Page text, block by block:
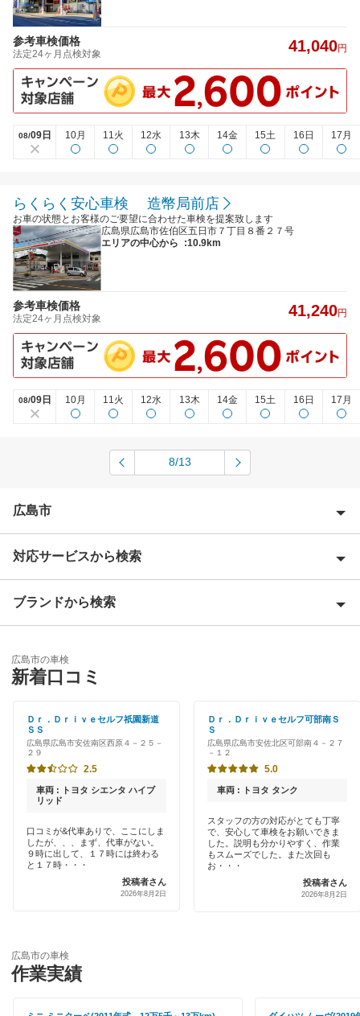
参考車検価格
法定24ヶ月点検対象 41,040円
08/09日 10月 11火 12水 13木 14金 15土 16日 17月
らくらく安心車検 造幣局前店
お車の状態とお客様のご要望に合わせた車検を提案致します
広島県広島市佐伯区五日市７丁目８番２７号
エリアの中心から
:10.9km
参考車検価格
法定24ヶ月点検対象 41,240円
08/09日 10月 11火 12水 13木 14金 15土 16日 17月
8/13
広島市
広島市安芸区
広島市安佐南区
広島市佐伯区
広島市中区
広島市西区
広島市東区
広島市南区
閉じる
対応サービスから検索
Award 受賞店
特典あり
クレジットカードOK
土日祝OK
代車あり
引取り・納車あり
輸入車OK
120分以内の車検
ブランドから検索
「車検の速太郎」
オートバックス
チャレンジ車検
車検のコバック
エネフリ車検
安心WE！車検
広島市の車検
新着口コミ
Ｄｒ．Ｄｒｉｖｅセルフ祇園新道
ＳＳ
広島県広島市安佐南区西原４－２５－
２９
2.5
車両 : トヨタ シエンタ ハイブ
リッド
口コミが&代車ありで、ここにしま
したが、、、まず、代車がない。
９時に出して、１７時には終わる
と１７時・・・
投稿者さん
2026年8月2日
Ｄｒ．Ｄｒｉｖｅセルフ可部南Ｓ
Ｓ
広島県広島市安佐北区可部南４－２７
－１２
5.0
車両 : トヨタ タンク
スタッフの方の対応がとても丁寧
で、安心して車検をお願いできま
した。説明も分かりやすく、作業
もスムーズでした。また次回も
お・・・
投稿者さん
2026年8月2日
広島市の車検
作業実績